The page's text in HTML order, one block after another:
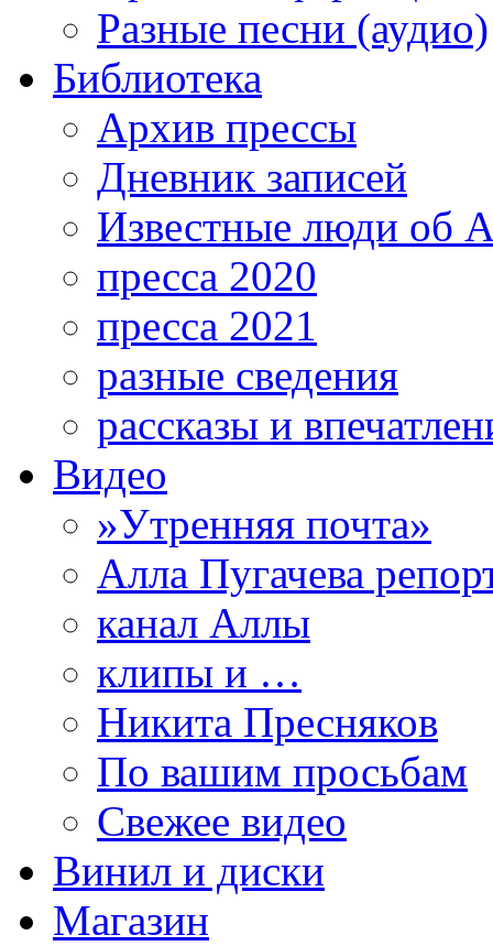
Разные песни (аудио)
Библиотека
Архив прессы
Дневник записей
Известные люди об
пресса 2020
пресса 2021
разные сведения
рассказы и
Видео
»Утренняя почта»
Алла Пугачева
канал Аллы
клипы и …
Никита Пресняков
По вашим просьбам
Свежее видео
Винил и диски
Магазин